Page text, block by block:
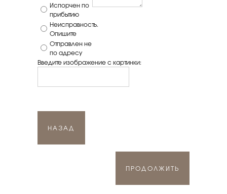
Испорчен по
прибытию
Неисправность.
Опишите
Отправлен не
по адресу
Введите изображение с картинки:
НАЗАД
ПРОДОЛЖИТЬ